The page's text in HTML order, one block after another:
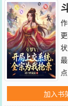
作
点
加入书